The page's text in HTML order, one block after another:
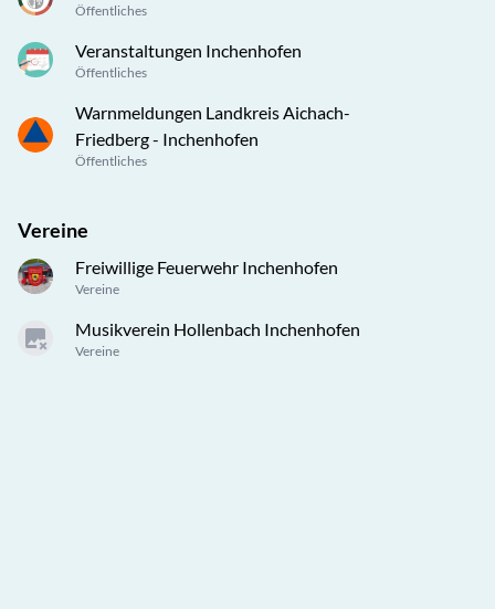
Öffentliches
Veranstaltungen Inchenhofen
Öffentliches
Warnmeldungen Landkreis Aichach-
Friedberg - Inchenhofen
Öffentliches
Vereine
Freiwillige Feuerwehr Inchenhofen
Vereine
Musikverein Hollenbach Inchenhofen
Vereine